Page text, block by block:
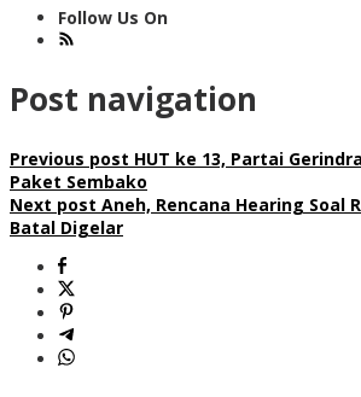
Follow Us On
Post navigation
Previous post HUT ke 13, Partai
Paket Sembako
Next post Aneh, Rencana Hearing Soal
Batal Digelar